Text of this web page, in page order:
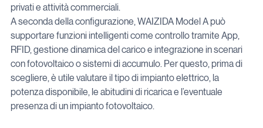
privati e attività commerciali.
A seconda della configurazione, WAIZIDA Model A può
supportare funzioni intelligenti come controllo tramite App,
RFID, gestione dinamica del carico e integrazione in scenari
con fotovoltaico o sistemi di accumulo. Per questo, prima di
scegliere, è utile valutare il tipo di impianto elettrico, la
potenza disponibile, le abitudini di ricarica e l’eventuale
presenza di un impianto fotovoltaico.